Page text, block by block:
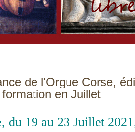
de l'Orgue Corse,
en Juillet
du 19 au 23 Juillet